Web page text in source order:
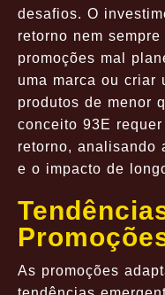
desafios. O
retorno nem
promoções mal
uma marca ou criar
produtos de menor
conceito 93E
retorno, analisando
e o impacto de
As promoções